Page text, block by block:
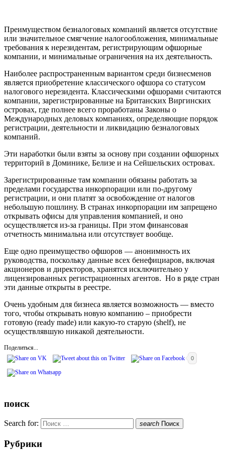
Преимуществом безналоговых компаний является отсутствие
или значительное смягчение налогообложения, минимальные
требования к нерезидентам, регистрирующим офшорные
компании, и минимальные ограничения на их деятельность.
Наиболее распространенным вариантом среди бизнесменов
является приобретение классического офшора со статусом
налогового нерезидента. Классическими офшорами считаются
компании, зарегистрированные на Британских Виргинских
островах, где полнее всего проработаны Законы о
Международных деловых компаниях, определяющие порядок
регистрации, деятельности и ликвидацию безналоговых
компаний.
Эти наработки были взяты за основу при создании офшорных
территорий в Доминике, Белизе и на Сейшельских островах.
Зарегистрированные там компании обязаны работать за
пределами государства инкорпорации или по-другому
регистрации, и они платят за освобождение от налогов
небольшую пошлину. В странах инкорпорации им запрещено
открывать офисы для управления компанией, и оно
осуществляется из-за границы. При этом финансовая
отчетность минимальна или отсутствует вообще.
Еще одно преимущество офшоров — анонимность их
руководства, поскольку данные всех бенефициаров, включая
акционеров и директоров, хранятся исключительно у
лицензированных регистрационных агентов. Но в ряде стран
эти данные открыты в реестре.
Очень удобным для бизнеса является возможность — вместо
того, чтобы открывать новую компанию – приобрести
готовую (ready made) или какую-то старую (shelf), не
осуществлявшую никакой деятельности.
Поделиться...
0
поиск
Search for: search Поиск
Рубрики